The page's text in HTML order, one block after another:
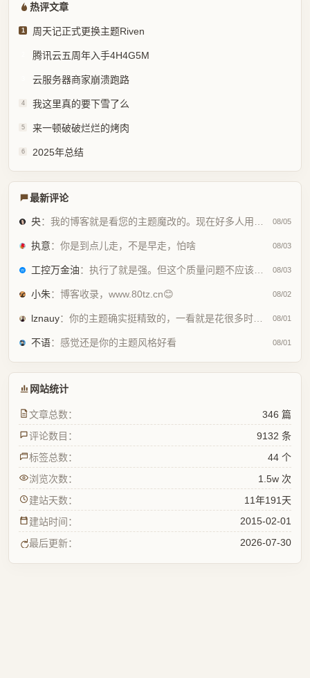
热评文章
1 周天记正式更换主题Riven
腾讯云五周年入手4H4G5M
云服务器商家崩溃跑路
4 我这里真的要下雪了么
5 来一顿破破烂烂的烤肉
6 2025年总结
最新评论
央：我的博客就是看您的主题魔改的。现在好多人用你这个AI做的，就否定别人... 08/05
执意：你是到点儿走，不是早走，怕啥 08/03
工控万金油：执行了就是强。但这个质量问题不应该由物业或是房产公司来处理吗😂 08/03
小朱：博客收录，www.80tz.cn😊 08/02
lznauy：你的主题确实挺精致的，一看就是花很多时间打磨的，现在都是用AI写代码... 08/01
不语：感觉还是你的主题风格好看 08/01
网站统计
文章总数：
346 篇
评论数目：
9132 条
标签总数：
44 个
浏览次数：
1.5w 次
建站天数：
11年191天
建站时间：
2015-02-01
最后更新： 2026-07-30